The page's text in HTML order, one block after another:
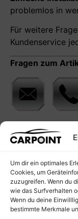
Um dir ein optimales
Cookies, um
zuzugreifen. Wenn du
wie das Surfverhalten
Wenn du deine
bestimmte Merkmale
problemlos in
Für weitere
Kundenservice
Fragen zum
Empfohlene